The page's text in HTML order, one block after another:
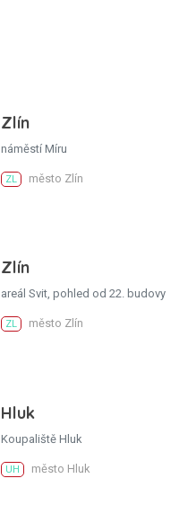
Zlín
náměstí Míru
ZL město Zlín
Zlín
areál Svit, pohled od 22. budovy
ZL město Zlín
Hluk
Koupaliště Hluk
UH město Hluk